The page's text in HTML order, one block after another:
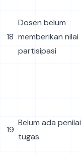
18
Dosen belum
memberikan nilai
partisipasi
19
Belum ada
tugas